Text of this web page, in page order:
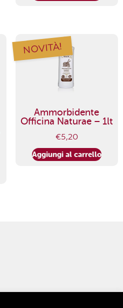
NOVITÀ!
Ammorbidente
Officina Naturae – 1lt
€5,20
Aggiungi al carrello